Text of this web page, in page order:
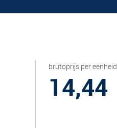
brutoprijs per eenheid
14,44